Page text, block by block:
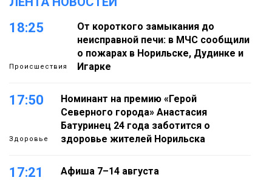
18:25
Происшествия
От короткого замыкания до
неисправной печи: в МЧС сообщили
о пожарах в Норильске, Дудинке и
Игарке
17:50
Здоровье
Номинант на премию «Герой
Северного города» Анастасия
Батуринец 24 года заботится о
здоровье жителей Норильска
17:21 Афиша 7–14 августа